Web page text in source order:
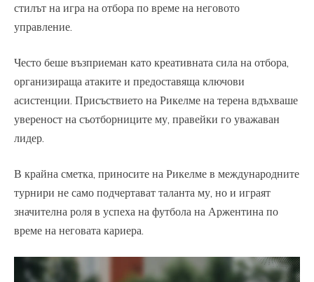
стилът на игра на отбора по време на неговото
управление.
Често беше възприеман като креативната сила на отбора,
организираща атаките и предоставяща ключови
асистенции. Присъствието на Рикелме на терена вдъхваше
увереност на съотборниците му, правейки го уважаван
лидер.
В крайна сметка, приносите на Рикелме в международните
турнири не само подчертават таланта му, но и играят
значителна роля в успеха на футбола на Аржентина по
време на неговата кариера.